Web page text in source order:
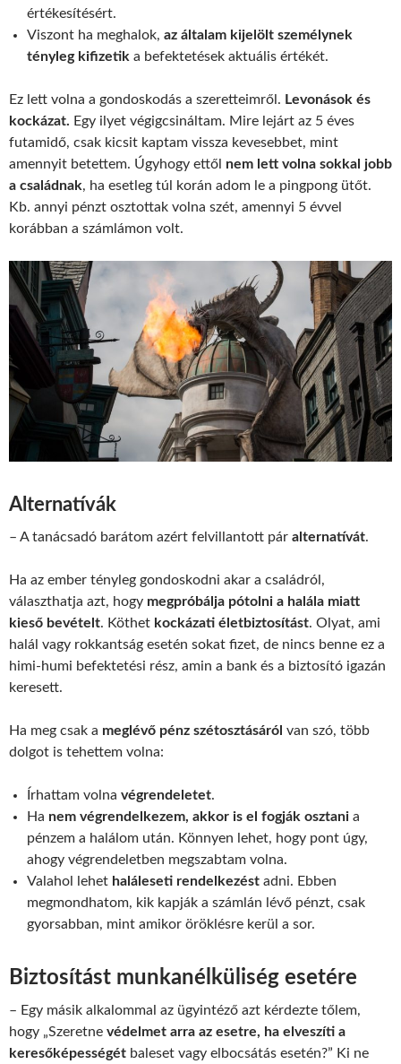
értékesítésért.
Viszont ha meghalok, az általam kijelölt személynek
tényleg kifizetik a befektetések aktuális értékét.
Ez lett volna a gondoskodás a szeretteimről. Levonások és
kockázat. Egy ilyet végigcsináltam. Mire lejárt az 5 éves
futamidő, csak kicsit kaptam vissza kevesebbet, mint
amennyit betettem. Úgyhogy ettől nem lett volna sokkal jobb
a családnak, ha esetleg túl korán adom le a pingpong ütőt.
Kb. annyi pénzt osztottak volna szét, amennyi 5 évvel
korábban a számlámon volt.
Alternatívák
– A tanácsadó barátom azért felvillantott pár alternatívát.
Ha az ember tényleg gondoskodni akar a családról,
választhatja azt, hogy megpróbálja pótolni a halála miatt
kieső bevételt. Köthet kockázati életbiztosítást. Olyat, ami
halál vagy rokkantság esetén sokat fizet, de nincs benne ez a
himi-humi befektetési rész, amin a bank és a biztosító igazán
keresett.
Ha meg csak a meglévő pénz szétosztásáról van szó, több
dolgot is tehettem volna:
Írhattam volna végrendeletet.
Ha nem végrendelkezem, akkor is el fogják osztani a
pénzem a halálom után. Könnyen lehet, hogy pont úgy,
ahogy végrendeletben megszabtam volna.
Valahol lehet haláleseti rendelkezést adni. Ebben
megmondhatom, kik kapják a számlán lévő pénzt, csak
gyorsabban, mint amikor öröklésre kerül a sor.
Biztosítást munkanélküliség esetére
– Egy másik alkalommal az ügyintéző azt kérdezte tőlem,
hogy „Szeretne védelmet arra az esetre, ha elveszíti a
keresőképességét baleset vagy elbocsátás esetén?” Ki ne